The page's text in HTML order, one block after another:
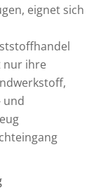
eignet sich
nur ihre
und